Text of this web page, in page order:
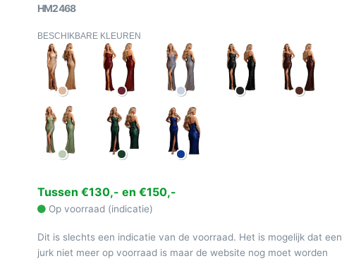
HM2468
BESCHIKBARE KLEUREN
Tussen €130,- en €150,-
Op voorraad (indicatie)
Dit is slechts een indicatie van de voorraad. Het is mogelijk dat een
jurk niet meer op voorraad is maar de website nog moet worden